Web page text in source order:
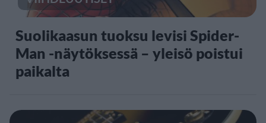
Suolikaasun tuoksu levisi Spider-
Man -näytöksessä – yleisö poistui
paikalta